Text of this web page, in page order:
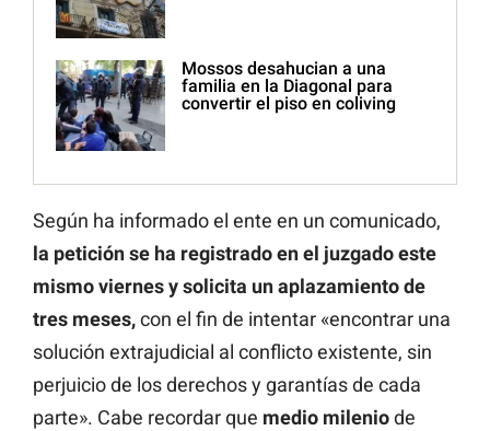
Mossos desahucian a una
familia en la Diagonal para
convertir el piso en coliving
Según ha informado el ente en un comunicado,
la petición se ha registrado en el juzgado este
mismo viernes y solicita unaplazamiento de
tres meses,con el fin de intentar «encontrar una
solución extrajudicial al conflicto existente, sin
perjuicio de los derechos y garantías de cada
parte». Cabe recordar que medio mileniode